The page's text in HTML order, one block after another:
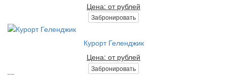
Цена: от рублей
Забронировать
Курорт Геленджик
Цена: от рублей
Забронировать